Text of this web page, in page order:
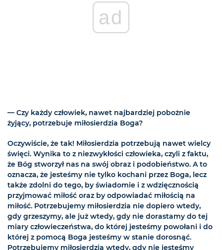
ad
— Czy każdy człowiek, nawet najbardziej pobożnie
żyjący, potrzebuje miłosierdzia Boga?
Oczywiście, że tak! Miłosierdzia potrzebują nawet wielcy
święci. Wynika to z niezwykłości człowieka, czyli z faktu,
że Bóg stworzył nas na swój obraz i podobieństwo. A to
oznacza, że jesteśmy nie tylko kochani przez Boga, lecz
także zdolni do tego, by świadomie i z wdzięcznością
przyjmować miłość oraz by odpowiadać miłością na
miłość. Potrzebujemy miłosierdzia nie dopiero wtedy,
gdy grzeszymy, ale już wtedy, gdy nie dorastamy do tej
miary człowieczeństwa, do której jesteśmy powołani i do
której z pomocą Boga jesteśmy w stanie dorosnąć.
Potrzebujemy miłosierdzia wtedy, gdy nie jesteśmy